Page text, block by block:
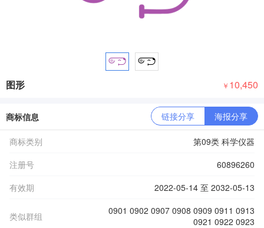
图形 ￥ 10,450
商标信息 链接分享 海报分享
商标类别
第09类 科学仪器
注册号
60896260
有效期
2022-05-14 至 2032-05-13
类似群组
0901 0902 0907 0908 0909 0911 0913
0921 0922 0923